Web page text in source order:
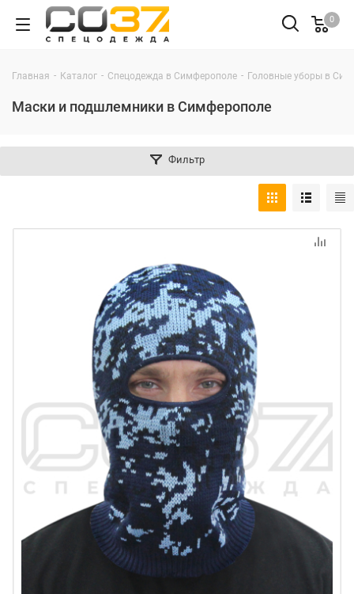
0
Главная - Каталог - Спецодежда в Симферополе - Головные уборы в
Маски и подшлемники в Симферополе
Фильтр